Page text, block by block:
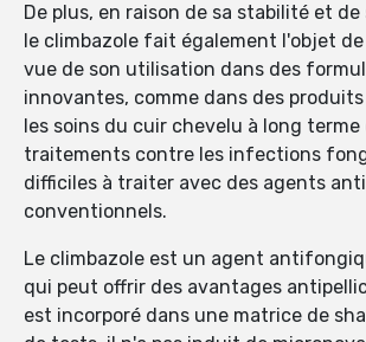
De plus, en raison de sa stabilité et
le climbazole fait également l'objet
vue de son utilisation dans des
innovantes, comme dans des
les soins du cuir chevelu à long terme
traitements contre les infections
difficiles à traiter avec des agents
conventionnels.
Le climbazole est un agent
qui peut offrir des avantages
est incorporé dans une matrice de